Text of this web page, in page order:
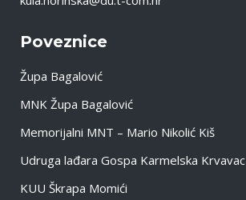
Poveznice
Župa Bagalović
MNK Župa Bagalović
Memorijalni MNT – Mario Nikolić Kiš
Udruga lađara Gospa Karmelska Krvavac
KUU Škrapa Momići